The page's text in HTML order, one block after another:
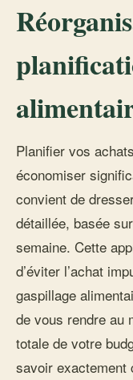
Planifier vos
économiser
convient de
détaillée, basée
semaine. Cette
d’éviter l’achat
gaspillage
de vous rendre au
totale de votre
savoir exactement